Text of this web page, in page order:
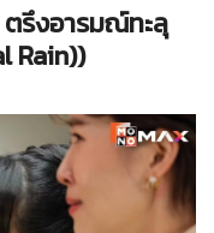
ตรึงอารมณ์ทะลุ
Rain))